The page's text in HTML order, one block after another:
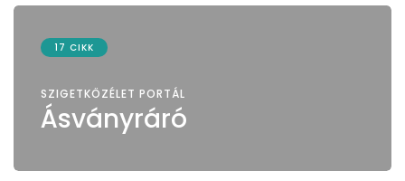
17 CIKK
SZIGETKÖZÉLET PORTÁL
Ásványráró